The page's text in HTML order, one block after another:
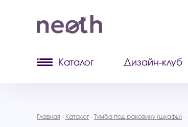
Каталог Дизайн-клуб
Главная Каталог Тумба под раковину (шкафы)